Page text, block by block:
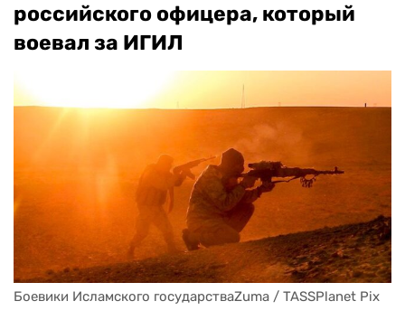
российского офицера, который
воевал за ИГИЛ
Боевики Исламского государстваZuma / TASSPlanet Pix